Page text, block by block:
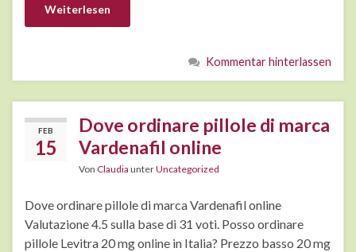
Weiterlesen
Kommentar hinterlassen
FEB
15
Dove ordinare pillole di marca
Vardenafil online
Von Claudia unterUncategorized
Dove ordinare pillole di marca Vardenafil online
Valutazione 4.5 sulla base di 31 voti. Posso ordinare
pillole Levitra 20 mg online in Italia? Prezzo basso 20 mg